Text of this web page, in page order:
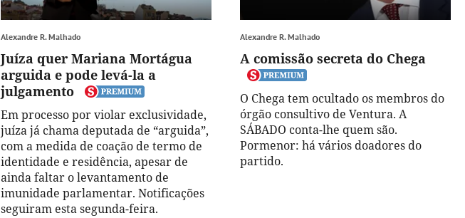
Alexandre R. Malhado
Juíza quer Mariana Mortágua
arguida e pode levá-la a
julgamento
Em processo por violar exclusividade,
juíza já chama deputada de “arguida”,
com a medida de coação de termo de
identidade e residência, apesar de
ainda faltar o levantamento de
imunidade parlamentar. Notificações
seguiram esta segunda-feira.
Alexandre R. Malhado
A comissão secreta do Chega
O Chega tem ocultado os membros do
órgão consultivo de Ventura. A
SÁBADO conta-lhe quem são.
Pormenor: há vários doadores do
partido.